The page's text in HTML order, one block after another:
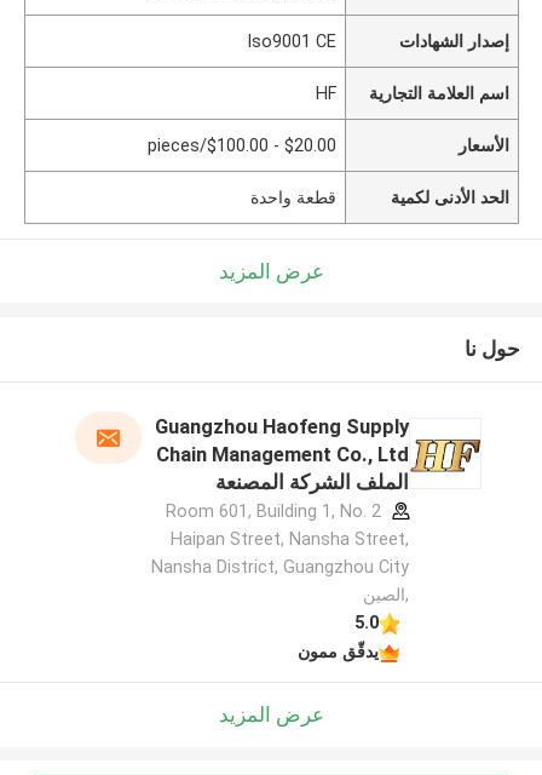
إصدار الشهادات Iso9001 CE
اسم العلامة التجارية HF
الأسعار $20.00 - $100.00/pieces
الحد الأدنى لكمية قطعة واحدة
عرض المزيد
حول نا
Guangzhou Haofeng Supply
Chain Management Co., Ltd
الملف الشركة المصنعة
Room 601, Building 1, No. 2
Haipan Street, Nansha Street,
Nansha District, Guangzhou City
,الصين
5.0
يدقّق ممون
عرض المزيد